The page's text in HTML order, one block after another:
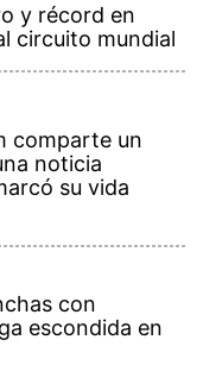
y récord en
circuito mundial
comparte un
noticia
su vida
con
escondida en